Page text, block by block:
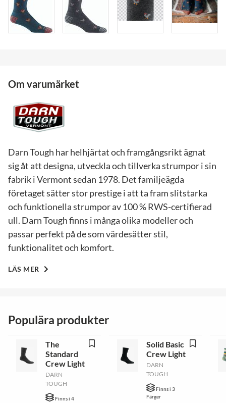
Om varumärket
Darn Tough har helhjärtat och framgångsrikt ägnat
sig åt att designa, utveckla och tillverka strumpor i sin
fabrik i Vermont sedan 1978. Det familjeägda
företaget sätter stor prestige i att ta fram slitstarka
och funktionella strumpor av 100 % RWS-certifierad
ull. Darn Tough finns i många olika modeller och
passar perfekt på de som värdesätter stil,
funktionalitet och komfort.
LÄS MER
Populära produkter
The
Standard
Crew Light
DARN
TOUGH
Finns i 4
Solid Basic
Crew Light
DARN
TOUGH
Finns i 3
Färger